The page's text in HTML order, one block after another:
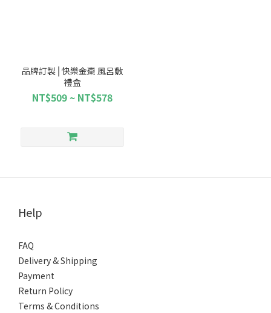
品牌訂製⎥ 快樂金棗 風呂敷
禮盒
NT$509 ~ NT$578
Help
FAQ
Delivery & Shipping
Payment
Return Policy
Terms & Conditions